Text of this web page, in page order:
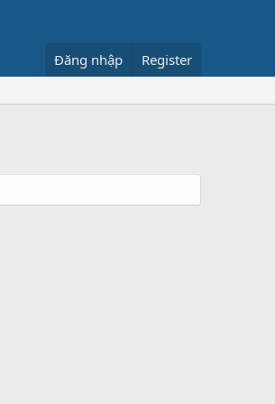
Đăng nhập Register